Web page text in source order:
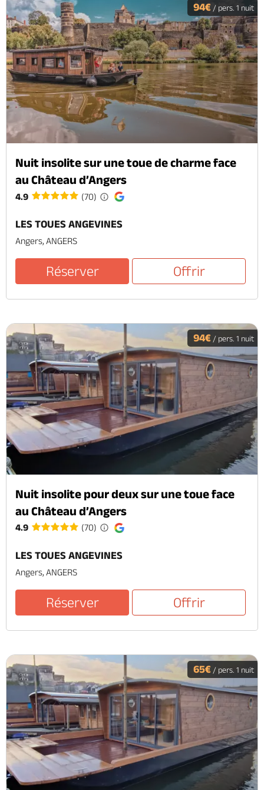
94€ / pers. 1 nuit
Nuit insolite sur une toue de charme face
au Château d’Angers
4.9 (70)
LES TOUES ANGEVINES
Angers, ANGERS
Réserver Offrir
94€ / pers. 1 nuit
Nuit insolite pour deux sur une toue face
au Château d’Angers
4.9 (70)
LES TOUES ANGEVINES
Angers, ANGERS
Réserver Offrir
65€ / pers. 1 nuit